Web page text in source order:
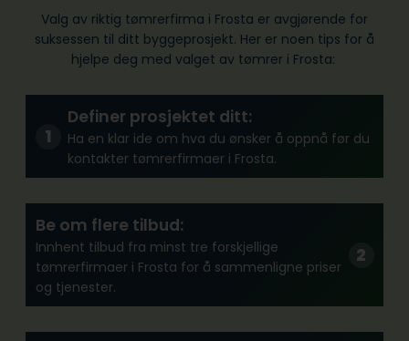
Valg av riktig tømrerfirma i Frosta er avgjørende for
suksessen til ditt byggeprosjekt. Her er noen tips for å
hjelpe deg med valget av tømrer i Frosta:
Definer prosjektet ditt:
Ha en klar ide om hva du ønsker å oppnå før du
kontakter tømrerfirmaer i Frosta.
Be om flere tilbud:
Innhent tilbud fra minst tre forskjellige
tømrerfirmaer i Frosta for å sammenligne priser
og tjenester.